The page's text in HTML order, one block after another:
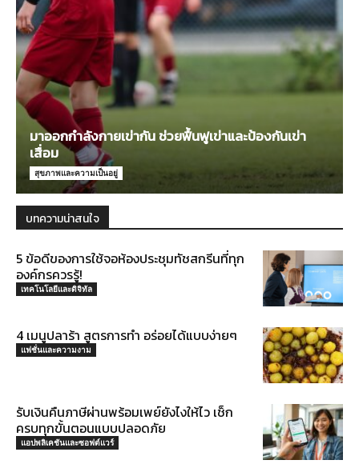
มาออกกำลังกายเข่ากัน ช่วยฟื้นฟูเข่าและป้องกันเข่า
เสื่อม
สุขภาพและความเป็นอยู่
บทความน่าสนใจ
5 ข้อดีของการใช้จอห้องประชุมทัชสกรีนที่ทุก
องค์กรควรรู้!
เทคโนโลยีและดิจิทัล
4 เมนูปลาร้า สูตรการทำ อร่อยได้แบบง่ายๆ
แฟชั่นและความงาม
รับเงินคืนภาษีผ่านพร้อมเพย์ยังไงให้ไว เช็ก
ครบทุกขั้นตอนแบบปลอดภัย
แอปพลิเคชันและซอฟต์แวร์